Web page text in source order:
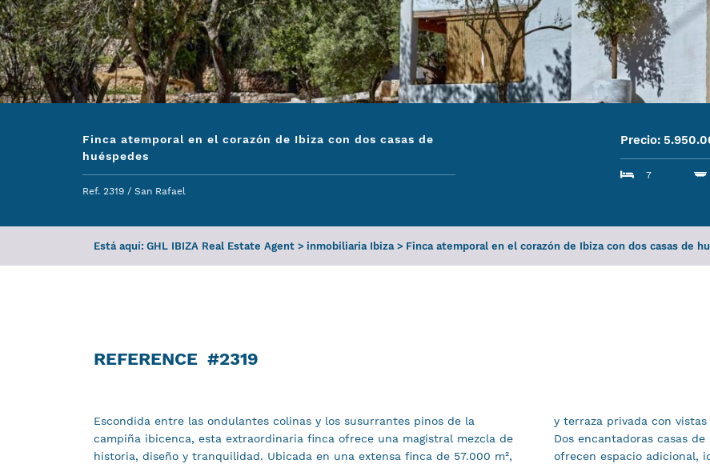
Finca atemporal en el corazón de Ibiza con dos casas de
huéspedes
Ref. 2319 / San Rafael
Precio:
7
Está aquí: GHL IBIZA Real Estate Agent > inmobiliaria Ibiza> Finca atemporal en el corazón de Ibiza con dos casas de
REFERENCE #2319
Escondida entre las ondulantes colinas y los susurrantes pinos de la
campiña ibicenca, esta extraordinaria finca ofrece una magistral mezcla de
historia, diseño y tranquilidad. Ubicada en una extensa finca de 57.000 m²,
y terraza privada con vistas
Dos encantadoras casas
ofrecen espacio adicional,